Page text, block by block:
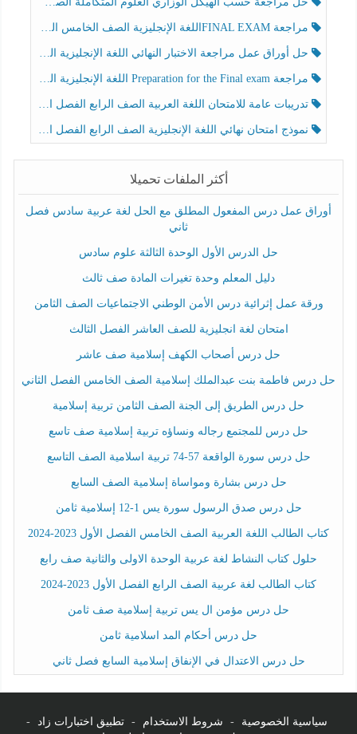
مراجعة FINAL EXAMاللغة الإنجليزية الصف الخامس الفصل الثالث
حل أوراق عمل مراجعة الاختبار النهائي اللغة الإنجليزية الصف الرابع الفصل الثالث
مراجعة Preparation for the Final exam اللغة الإنجليزية الصف الرابع الفصل الثالث
تدريبات عامة للامتحان اللغة العربية الصف الرابع الفصل الثالث
نموذج امتحان نهائي اللغة الإنجليزية الصف الرابع الفصل الثالث
أكثر الملفات تحميلا
أوراق عمل درس المفعول المطلق مع الحل لغة عربية سادس فصل
ثاني
حل الدرس الأول الوحدة الثالثة علوم سادس
دليل المعلم وحدة تغيرات المادة صف ثالث
ورقة عمل إثرائية درس الأمن الوطني الاجتماعيات الصف الثامن
امتحان لغة انجليزية للصف العاشر الفصل الثالث
حل درس أصحاب الكهف إسلامية صف عاشر
حل درس فاطمة بنت عبدالملك إسلامية الصف الخامس الفصل الثاني
حل درس الطريق إلى الجنة الصف الثامن تربية إسلامية
حل درس للمجتمع رجاله ونساؤه تربية إسلامية صف تاسع
حل درس سورة الواقعة 57-74 تربية اسلامية الصف التاسع
حل درس بشارة ومواساة إسلامية الصف السابع
حل درس صدق الرسول سورة يس 1-12 إسلامية ثامن
كتاب الطالب اللغة العربية الصف الخامس الفصل الأول 2023-2024
حلول كتاب النشاط لغة عربية الوحدة الاولى والثانية صف رابع
كتاب الطالب لغة عربية الصف الرابع الفصل الأول 2023-2024
حل درس مؤمن ال يس تربية إسلامية صف ثامن
حل درس أحكام المد اسلامية ثامن
حل درس الاعتدال في الإنفاق إسلامية السابع فصل ثاني
سياسية الخصوصية - شروط الاستخدام - تطبيق اختبارات زاد
-